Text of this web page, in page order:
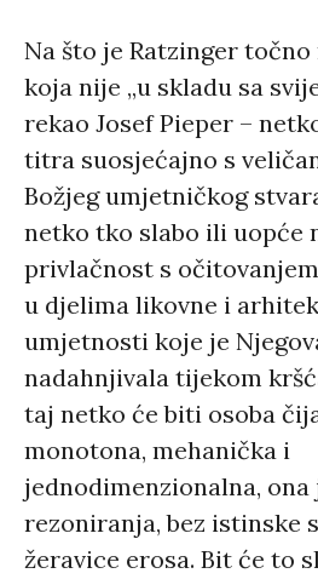
Na što je Ratzinger
koja nije „u skladu sa
rekao Josef Pieper –
titra suosjećajno s
Božjeg umjetničkog
netko tko slabo ili uopće
privlačnost s
u djelima likovne i
umjetnosti koje je
nadahnjivala tijekom
taj netko će biti osoba
monotona, mehanička i
jednodimenzionalna,
rezoniranja, bez istinske
žeravice erosa. Bit će to